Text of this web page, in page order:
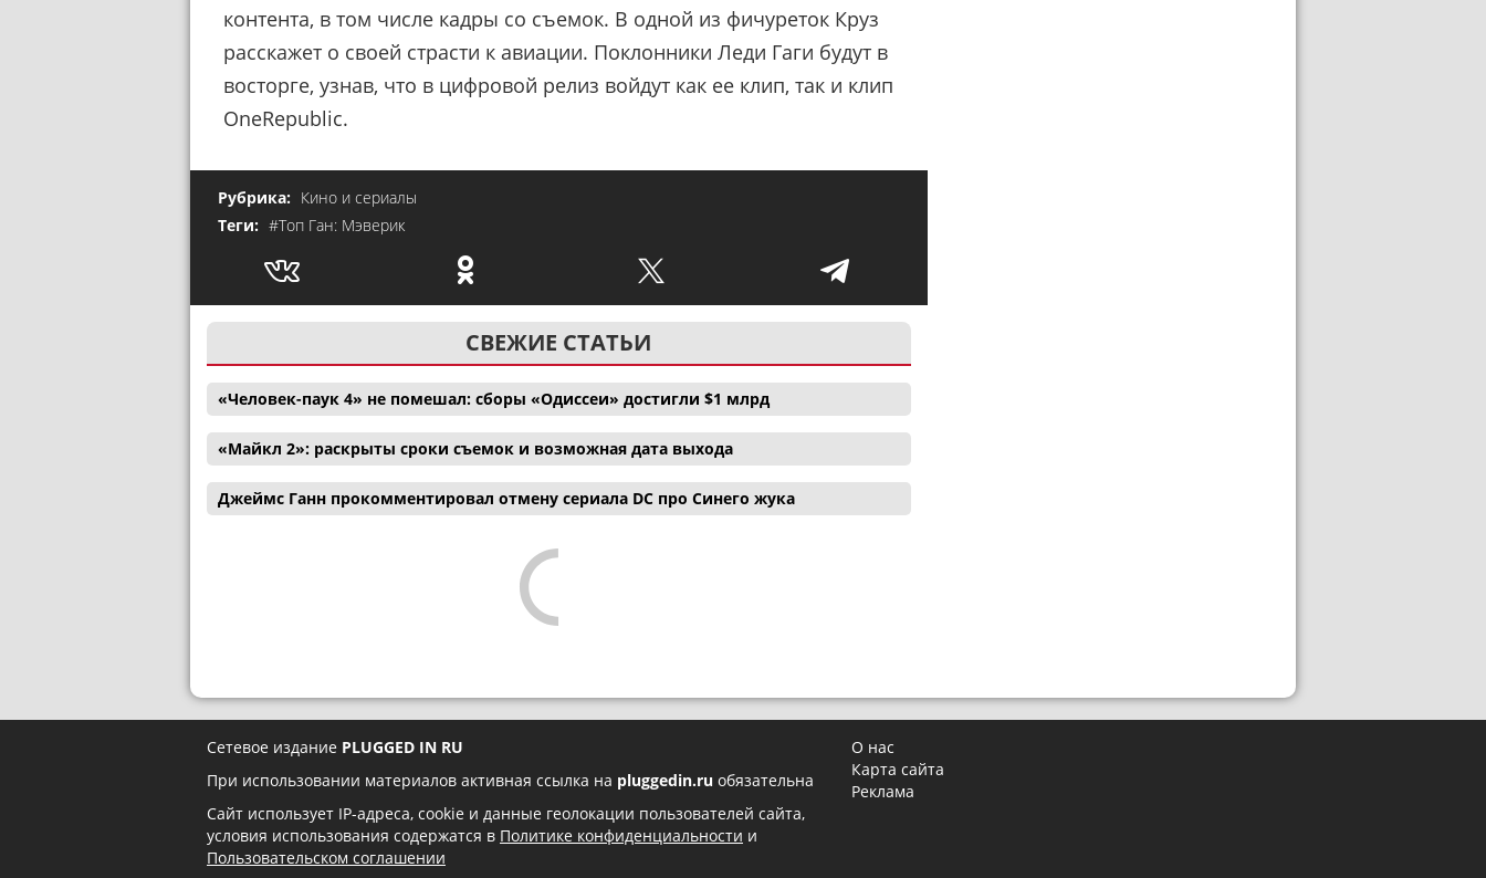
контента, в том числе кадры со съемок. В одной из фичуреток Круз
расскажет о своей страсти к авиации. Поклонники Леди Гаги будут в
восторге, узнав, что в цифровой релиз войдут как ее клип, так и клип
OneRepublic.
Рубрика: Кино и сериалы
Теги: #Топ Ган: Мэверик
СВЕЖИЕ СТАТЬИ
«Человек-паук 4» не помешал: сборы «Одиссеи» достигли $1 млрд
«Майкл 2»: раскрыты сроки съемок и возможная дата выхода
Джеймс Ганн прокомментировал отмену сериала DC про Синего жука
Сетевое издание PLUGGED IN RU
При использовании материалов активная ссылка на pluggedin.ru обязательна
Сайт использует IP-адреса, cookie и данные геолокации пользователей сайта,
условия использования содержатся в Политике конфиденциальности и
Пользовательском соглашении
О нас
Карта сайта
Реклама